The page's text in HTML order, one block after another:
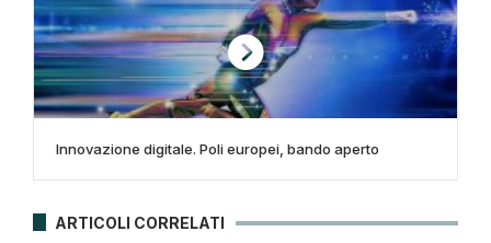
Innovazione digitale. Poli europei, bando aperto
ARTICOLI CORRELATI